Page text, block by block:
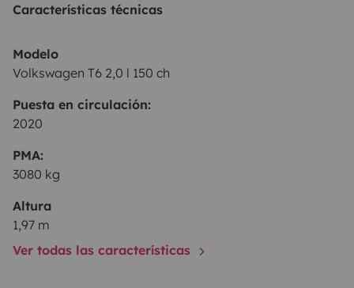
Características técnicas
Modelo
Volkswagen T6 2,0 l 150 ch
Puesta en circulación:
2020
PMA:
3080 kg
Altura
1,97 m
Ver todas las características